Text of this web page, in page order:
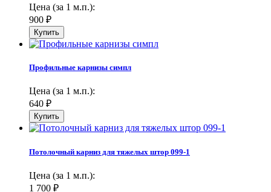
Цена (за 1 м.п.):
900 ₽
Профильные карнизы симпл
Цена (за 1 м.п.):
640 ₽
Потолочный карниз для тяжелых штор 099-1
Цена (за 1 м.п.):
1 700 ₽